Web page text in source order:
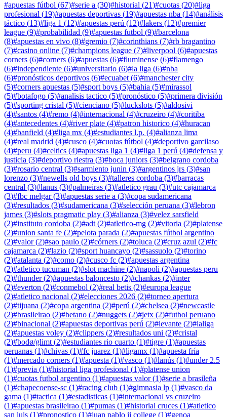
#apuestas fútbol (67)#serie a (30)#historial (21)#cuotas (20)#liga
profesional (19)#apuestas deportivas (19)#apuestas nba (14)#análisis
táctico (13)#liga 1 (12)#apuestas perú (12)#lakers (12)#premier
league (9)#probabilidad (9)#apuestas futbol (9)#barcelona
(8)#apuestas en vivo (8)#gremio (7)#corinthians (7)#rb bragantino
(7)#casino online (7)#champions league (7)#liverpool (6)#apuestas
corners (6)#corners (6)#apuestas (6)#fluminense (6)#flamengo
(6)#independiente (6)#universitario (6)#la liga (6)#nba
(6)#pronósticos deportivos (6)#ecuabet (6)#manchester city
(5)#corners apuestas (5)#sport boys (5)#bahia (5)#mirassol
(5)#botafogo (5)#analisis tactico (5)#pronóstico (5)#primera división
(5)#sporting cristal (5)#cienciano (5)#luckslots (5)#aldosivi
(4)#santos (4)#remo (4)#internacional (4)#cruzeiro (4)#coritiba
(4)#antecedentes (4)#river plate (4)#patron historico (4)#huracan
(4)#banfield (4)#liga mx (4)#estudiantes l.p. (4)#alianza lima
(4)#real madrid (4)#cusco (4)#cuotas fútbol (4)#deportivo garcilaso
(4)#peru (4)#celtics (4)#apuestas liga 1 (4)#liga 1 perú (4)#defensa y
justicia (3)#deportivo riestra (3)#boca juniors (3)#belgrano cordoba
(3)#rosario central (3)#sarmiento junin (3)#argentinos jrs (3)#san
lorenzo (3)#newells old boys (3)#talleres cordoba (3)#barracas
central (3)#lanus (3)#palmeiras (3)#atletico grau (3)#utc cajamarca
(3)#fbc melgar(3)#apuestas serie a (3)#copa sudamericana
(3)#resultados (3)#sudamericana (3)#selección peruana (3)#lebron
james (3)#slots pragmatic play (3)#alianza (3)#velez sarsfield
(2)#instituto cordoba (2)#adt (2)#atletico-mg (2)#vitoria (2)#platense
(2)#union santa fe (2)#pelota parada (2)#apuestas fútbol argentino
(2)#valor(2)#sao paulo (2)#córners (2)#toluca (2)#cruz azul (2)#fc
cajamarca (2)#lazio (2)#sport huancayo (2)#sassuolo (2)#torino
(2)#atalanta (2)#como (2)#cusco fc (2)#apuestas argentina
(2)#atletico tucuman (2)#slot machine (2)#napoli (2)#apuestas peru
(2)#thunder(2)#apuestas baloncesto (2)#chankas (2)#inter
(2)#everton (2)#conmebol (2)#real betis (2)#europa league
(2)#atletico nacional (2)#elecciones 2026 (2)#torneo apertura
(2)#tijuana (2)#copa argentina (2)#perú (2)#chelsea (2)#newcastle
(2)#brasileirao (2)#betano (2)#nuggets (2)#jetx (2)#futbol peruano
(2)#binacional (2)#apuestas deportivas perú (2)#levante (2)#laliga
(2)#apuestas voley (2)#clippers (2)#resultados uni (2)#cristal
(2)#bodø/glimt (2)#estudiantes rio cuarto (1)#tigre (1)#apuestas
peruanas (1)#chivas (1)#fc juarez (1)#ligamx (1)#apuesta fría
(1)#mercado corners (1)#apuesta (1)#vasco (1)#lanús (1)#under 2.5
(1)#previa (1)#historial liga profesional (1)#platense union
(1)#cuotas futbol argentino (1)#apuestas valor(1)#serie a brasileña
(1)#chapecoense-sc (1)#racing club (1)#gimnasia lp (1)#vasco da
gama (1)#tactica (1)#estadisticas (1)#internacional vs cruzeiro
(1)#apuestas brasileirao (1)#pumas (1)#historial cruces (1)#atletico
san luis (1)#pronostico (1)#juan pablo ii college (1)#genoa